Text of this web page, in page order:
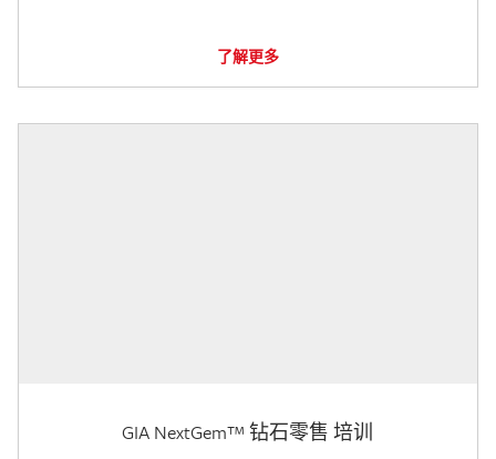
了解更多
GIA NextGem™ 钻石零售 培训